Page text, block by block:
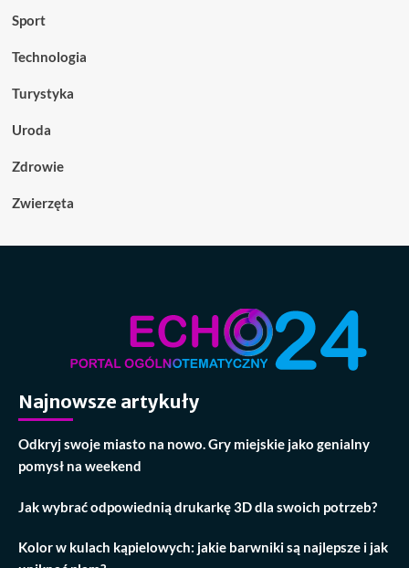
Sport
Technologia
Turystyka
Uroda
Zdrowie
Zwierzęta
Najnowsze artykuły
Odkryj swoje miasto na nowo. Gry miejskie jako genialny
pomysł na weekend
Jak wybrać odpowiednią drukarkę 3D dla swoich potrzeb?
Kolor w kulach kąpielowych: jakie barwniki są najlepsze i jak